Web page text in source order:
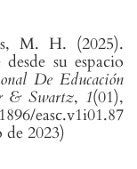
M. H. (2025).
su espacio
De Educación
& Swartz, 1(01),
easc.v1i01.87
2023)